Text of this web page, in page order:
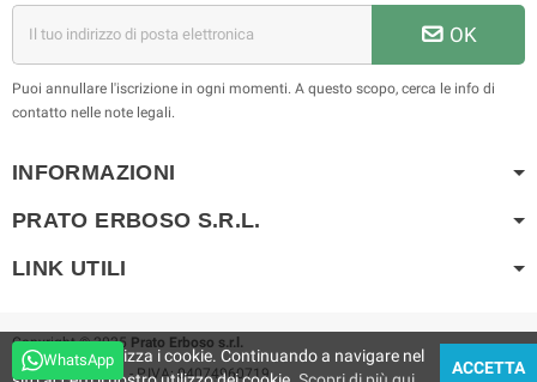
OK
Puoi annullare l'iscrizione in ogni momenti. A questo scopo, cerca le info di
contatto nelle note legali.
INFORMAZIONI
PRATO ERBOSO S.R.L.
LINK UTILI
Copyright © 2025 Prato Erboso s.r.l.
Prato Erboso s.r.l. - P.IVA: 04074960719
Questo sito utilizza i cookie. Continuando a navigare nel
ACCETTA
WhatsApp